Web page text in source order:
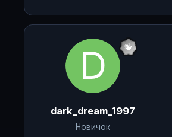
dark_dream_1997
Новичок